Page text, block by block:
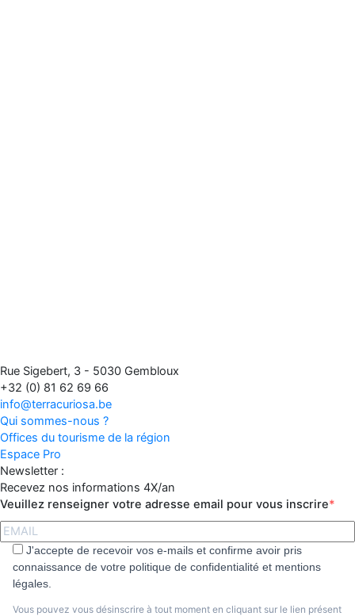
Rue Sigebert, 3 - 5030 Gembloux
+32 (0) 81 62 69 66
info@terracuriosa.be
Qui sommes-nous ?
Offices du tourisme de la région
Espace Pro
Newsletter :
Recevez nos informations 4X/an
Veuillez renseigner votre adresse email pour vous inscrire
J'accepte de recevoir vos e-mails et confirme avoir pris
connaissance de votre politique de confidentialité et mentions
légales.
Vous pouvez vous désinscrire à tout moment en cliquant sur le lien présent